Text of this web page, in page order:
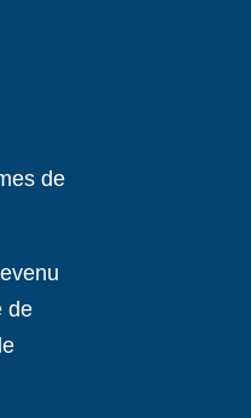
de
de